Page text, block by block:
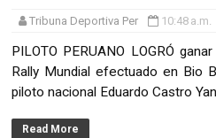
Tribuna Deportiva Per 10:48 a.m.
PILOTO PERUANO LOGRÓ
Rally Mundial efectuado en Bio
piloto nacional Eduardo Castro
Read More